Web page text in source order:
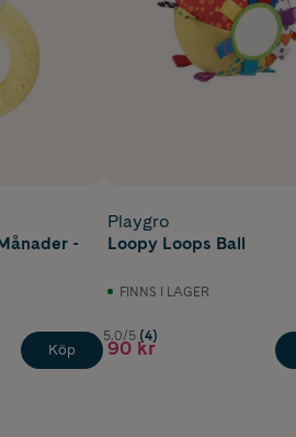
-
Köp
Playgro
Loopy Loops Ball
FINNS I LAGER
5.0/5 (4)
90 kr